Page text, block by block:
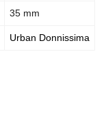
35 mm
Urban Donnissima